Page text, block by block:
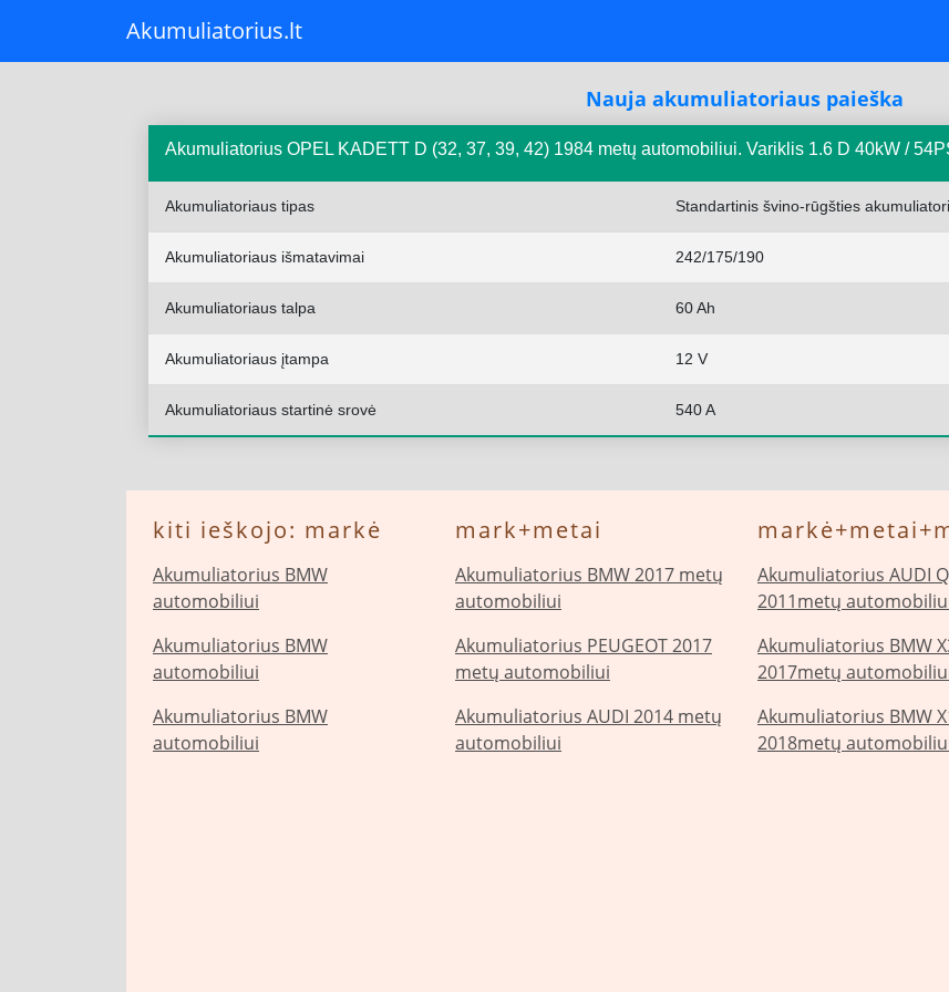
Akumuliatorius.lt
Nauja akumuliatoriaus paieška
Akumuliatorius OPEL KADETT D (32, 37, 39, 42) 1984 metų automobiliui. Variklis 1.6 D 40kW /
Akumuliatoriaus tipas Standartinis švino-rūgšties
Akumuliatoriaus išmatavimai 242/175/190
Akumuliatoriaus talpa 60 Ah
Akumuliatoriaus įtampa 12 V
Akumuliatoriaus startinė srovė 540 A
kiti ieškojo: markė
Akumuliatorius BMW
automobiliui
Akumuliatorius BMW
automobiliui
Akumuliatorius BMW
automobiliui
mark+metai
Akumuliatorius BMW 2017 metų
automobiliui
Akumuliatorius PEUGEOT 2017
metų automobiliui
Akumuliatorius AUDI 2014 metų
automobiliui
Akumuliatorius AUDI
2011metų
Akumuliatorius BMW
2017metų
Akumuliatorius BMW
2018metų